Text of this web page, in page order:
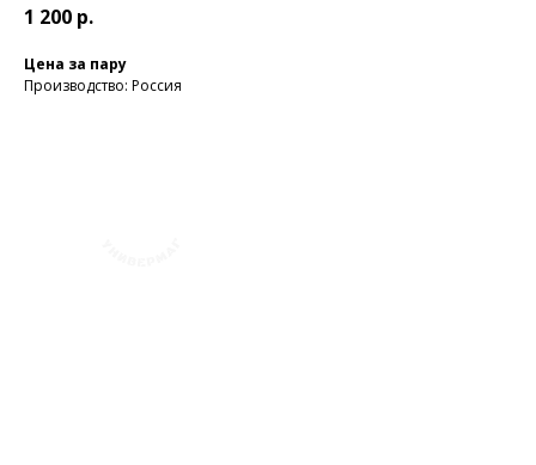
1 200 р.
Цена за пару
Производство: Россия